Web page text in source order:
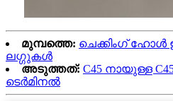
മുമ്പത്തെ: ചെക്കിംഗ് ഹോൾ
ലഗ്ഗുകൾ
അടുത്തത്: C45 നായുള്ള
ടെർമിനൽ